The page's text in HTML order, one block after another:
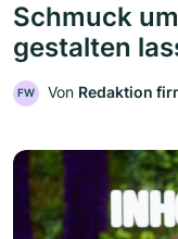
Schmuck
gestalten
FW Von Redaktion